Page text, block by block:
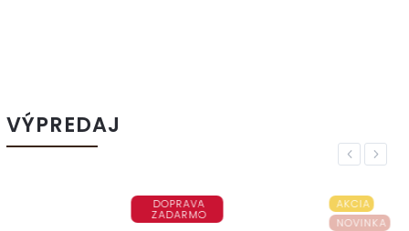
VÝPREDAJ
Previous
AKCIA
NOVINKA
Next